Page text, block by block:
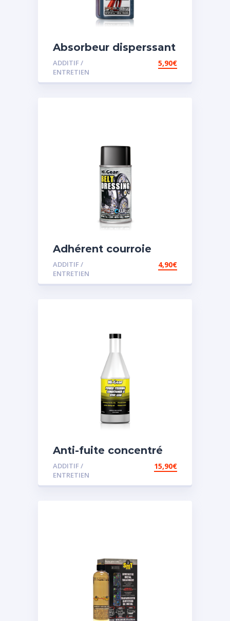
Absorbeur disperssant
d’eau pour carburant
ADDITIF /
ENTRETIEN
5,90€
Adhérent courroie
ADDITIF /
ENTRETIEN
4,90€
Anti-fuite concentré
pour direction
assistée
ADDITIF /
ENTRETIEN
15,90€